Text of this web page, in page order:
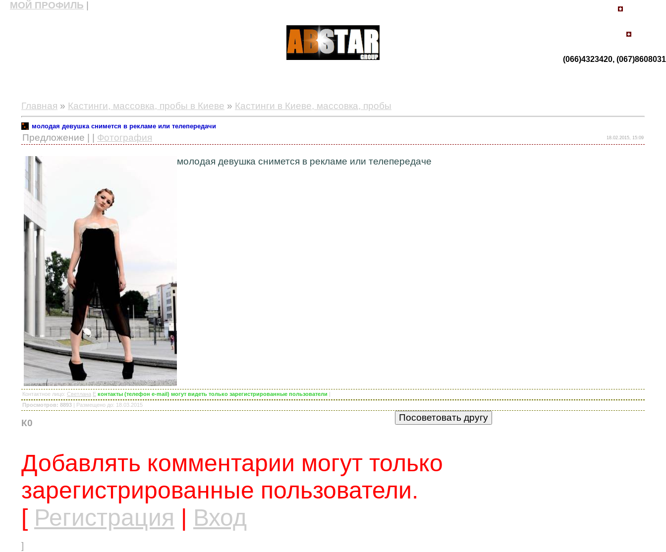
МОЙ ПРОФИЛЬ
(066)4323420, (067)8608031
Главная » Кастинги, массовка, пробы в Киеве » Кастинги в Киеве, массовка, пробы
молодая девушка снимется в рекламе или телепередачи
Предложение | | Фотография 18.02.2015, 15:09
молодая девушка снимется в рекламе или телепередаче
Контактное лицо: Светлана E контакты (телефон e-mail) могут видеть только зарегистрированные пользователи |
Просмотров: 8893 | Размещено до: 18.03.2015
К0
Добавлять комментарии могут только
зарегистрированные пользователи.
[ Регистрация Вход
]